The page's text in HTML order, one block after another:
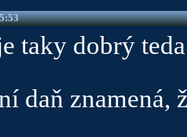
taky dobrý
daň znamená,